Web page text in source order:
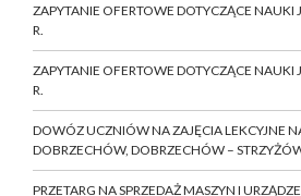
ZAPYTANIE OFERTOWE DOTYCZĄCE
R.
ZAPYTANIE OFERTOWE DOTYCZĄCE
R.
DOWÓZ UCZNIÓW NA ZAJĘCIA LEKCYJNE
DOBRZECHÓW, DOBRZECHÓW –
PRZETARG NA SPRZEDAŻ MASZYN I